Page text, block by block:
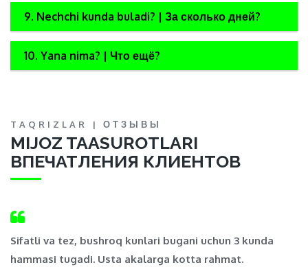
9. Nechchi kunda buladi? | За сколько дней?
10. Yana nima? | Что ещё?
TAQRIZLAR | ОТЗЫВЫ
MIJOZ TAASUROTLARI
ВПЕЧАТЛЕНИЯ КЛИЕНТОВ
Sifatli va tez, bushroq kunlari bugani uchun 3 kunda
hammasi tugadi. Usta akalarga kotta rahmat.